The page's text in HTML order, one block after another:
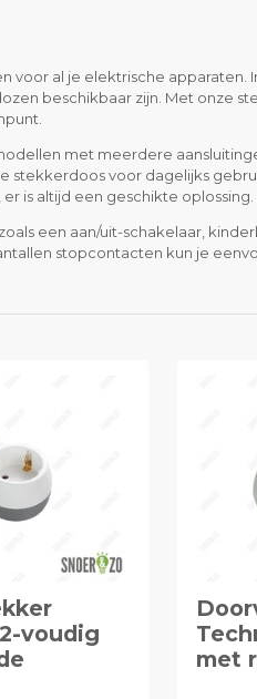
al je elektrische apparaten.
beschikbaar zijn. Met onze
met meerdere
stekkerdoos voor dagelijks
is altijd een geschikte oplossing.
een aan/uit-schakelaar,
stopcontacten kun je
voudig
met